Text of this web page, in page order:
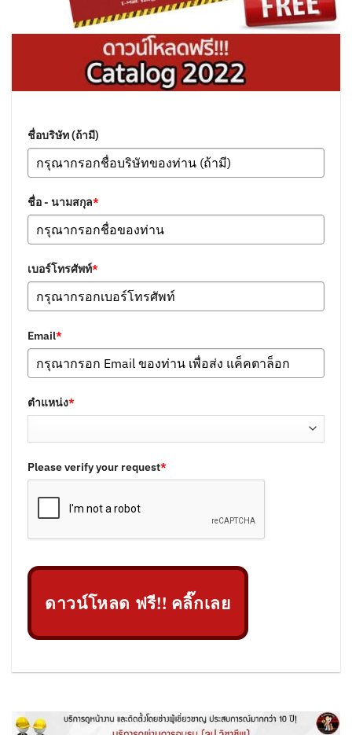
ชื่อบริษัท (ถ้ามี)
ชื่อ - นามสกุล*
เบอร์โทรศัพท์*
Email*
ตำแหน่ง*
Please verify your request*
ดาวน์โหลด ฟรี!! คลิ๊กเลย